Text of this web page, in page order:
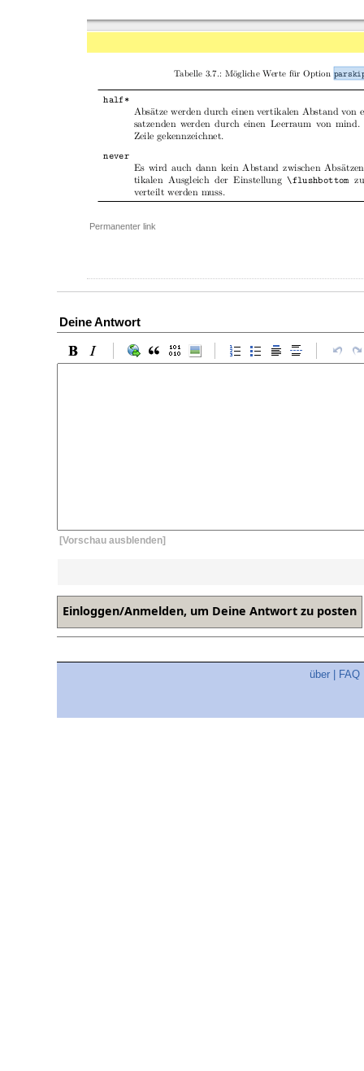
Permanenter link
Deine Antwort
[Vorschau ausblenden]
über FAQ